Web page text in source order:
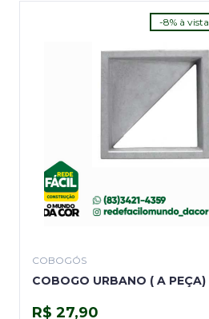
-8% à vista
COBOGÓS
COBOGO URBANO ( A PEÇA)
R$ 27,90